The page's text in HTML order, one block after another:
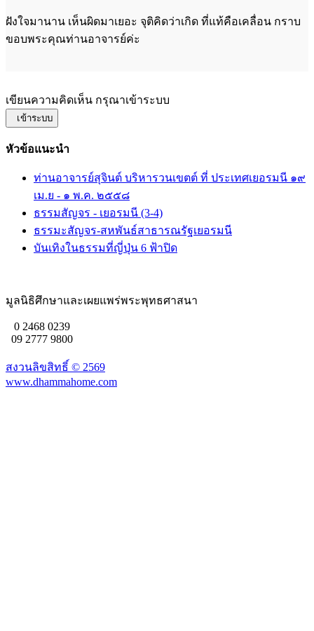
ฝังใจมานาน เห็นผิดมาเยอะ จุติคิดว่าเกิด ที่แท้คือเคลื่อน กราบ
ขอบพระคุณท่านอาจารย์ค่ะ
เขียนความคิดเห็น กรุณาเข้าระบบ
เข้าระบบ
หัวข้อแนะนำ
ท่านอาจารย์สุจินต์ บริหารวนเขตต์ ที่ ประเทศเยอรมนี ๑๙
เม.ย - ๑ พ.ค. ๒๕๕๘
ธรรมสัญจร - เยอรมนี (3-4)
ธรรมะสัญจร-สหพันธ์สาธารณรัฐเยอรมนี
บันเทิงในธรรมที่ญี่ปุ่น 6 ฟ้าปิด
มูลนิธิศึกษาและเผยแพร่พระพุทธศาสนา
0 2468 0239
09 2777 9800
สงวนลิขสิทธิ์ © 2569
www.dhammahome.com